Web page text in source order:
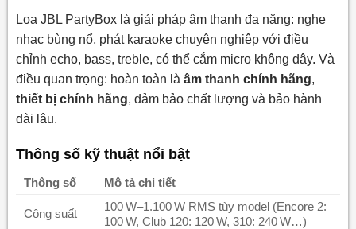
Loa JBL PartyBox là giải pháp âm thanh đa năng: nghe
nhạc bùng nổ, phát karaoke chuyên nghiệp với điều
chỉnh echo, bass, treble, có thể cắm micro không dây. Và
điều quan trọng: hoàn toàn là âm thanh chính hãng,
thiết bị chính hãng, đảm bảo chất lượng và bảo hành
dài lâu.
Thông số kỹ thuật nổi bật
Thông số Mô tả chi tiết
Công suất
100 W–1.100 W RMS tùy model (Encore 2:
100 W, Club 120: 120 W, 310: 240 W…)